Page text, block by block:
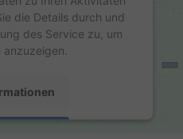
die Details durch und
des Service zu, um